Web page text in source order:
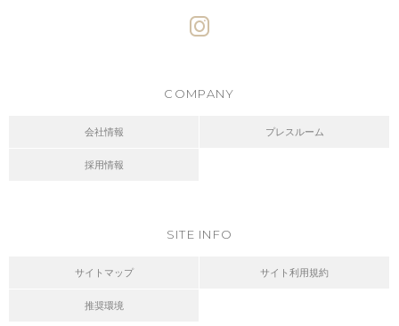
COMPANY
会社情報 プレスルーム
採用情報
SITE INFO
サイトマップ サイト利用規約
推奨環境